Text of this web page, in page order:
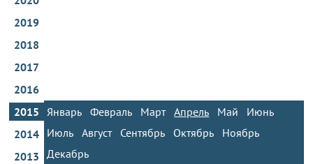
2019
2018
2017
2016
2015
Январь Февраль Март Апрель Май
Июнь
Июль
Август Сентябрь Октябрь
Ноябрь
Декабрь
2014
2013